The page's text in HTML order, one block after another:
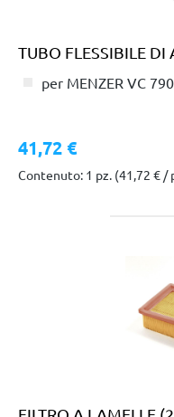
TUBO FLESSIBILE
per MENZER VC
41,72 €
Contenuto: 1 pz. (41,72 € /